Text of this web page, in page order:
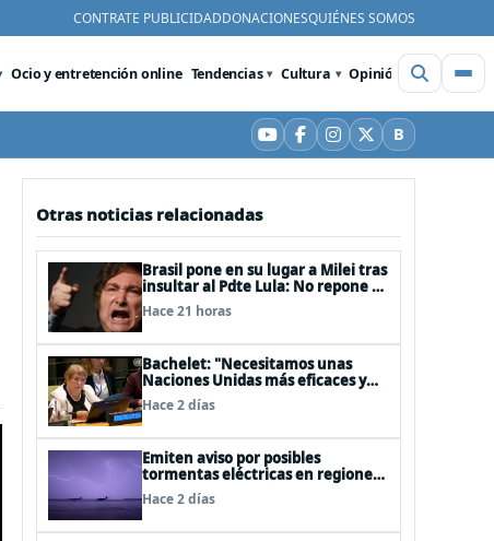
CONTRATE PUBLICIDADDONACIONESQUIÉNES SOMOS
Ocio y entretención online Tendencias Cultura Opinión Videos
YouTube
Facebook
Instagram
X BBluesky
Otras noticias relacionadas
Brasil pone en su lugar a Milei tras
insultar al Pdte Lula: No repone al
embajador en BBSS y rebaja la
relación bilateral
Hace 21 horas
Bachelet: "Necesitamos unas
Naciones Unidas más eficaces y
cercanas a las personas"
Hace 2 días
Emiten aviso por posibles
tormentas eléctricas en regiones
de Los Lagos y Aysén
Hace 2 días